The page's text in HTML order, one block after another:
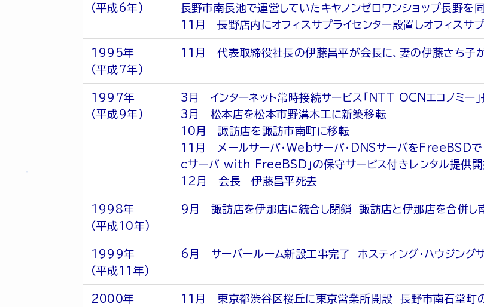
(平成6年)
長野市南長池で運営していたキヤノンゼロワンショップ長野を
11月 長野店内にオフィスサプライセンター設置しオフィスサ
1995年
(平成7年)
11月 代表取締役社長の伊藤昌平が会長に、妻の伊藤さち子
1997年
(平成9年)
3月 インターネット常時接続サービス「NTT OCNエコノミー」
3月 松本店を松本市野溝木工に新築移転
10月 諏訪店を諏訪市南町に移転
11月 メールサーバ・Webサーバ・DNSサーバをFreeBSDで
cサーバ with FreeBSD」の保守サービス付きレンタル提供
12月 会長 伊藤昌平死去
1998年
(平成10年)
9月 諏訪店を伊那店に統合し閉鎖 諏訪店と伊那店を合併し
1999年
(平成11年)
6月 サーバールーム新設工事完了 ホスティング・ハウジング
2000年
11月 東京都渋谷区桜丘に東京営業所開設 長野市南石堂町の